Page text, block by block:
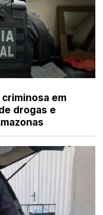
em
drogas e